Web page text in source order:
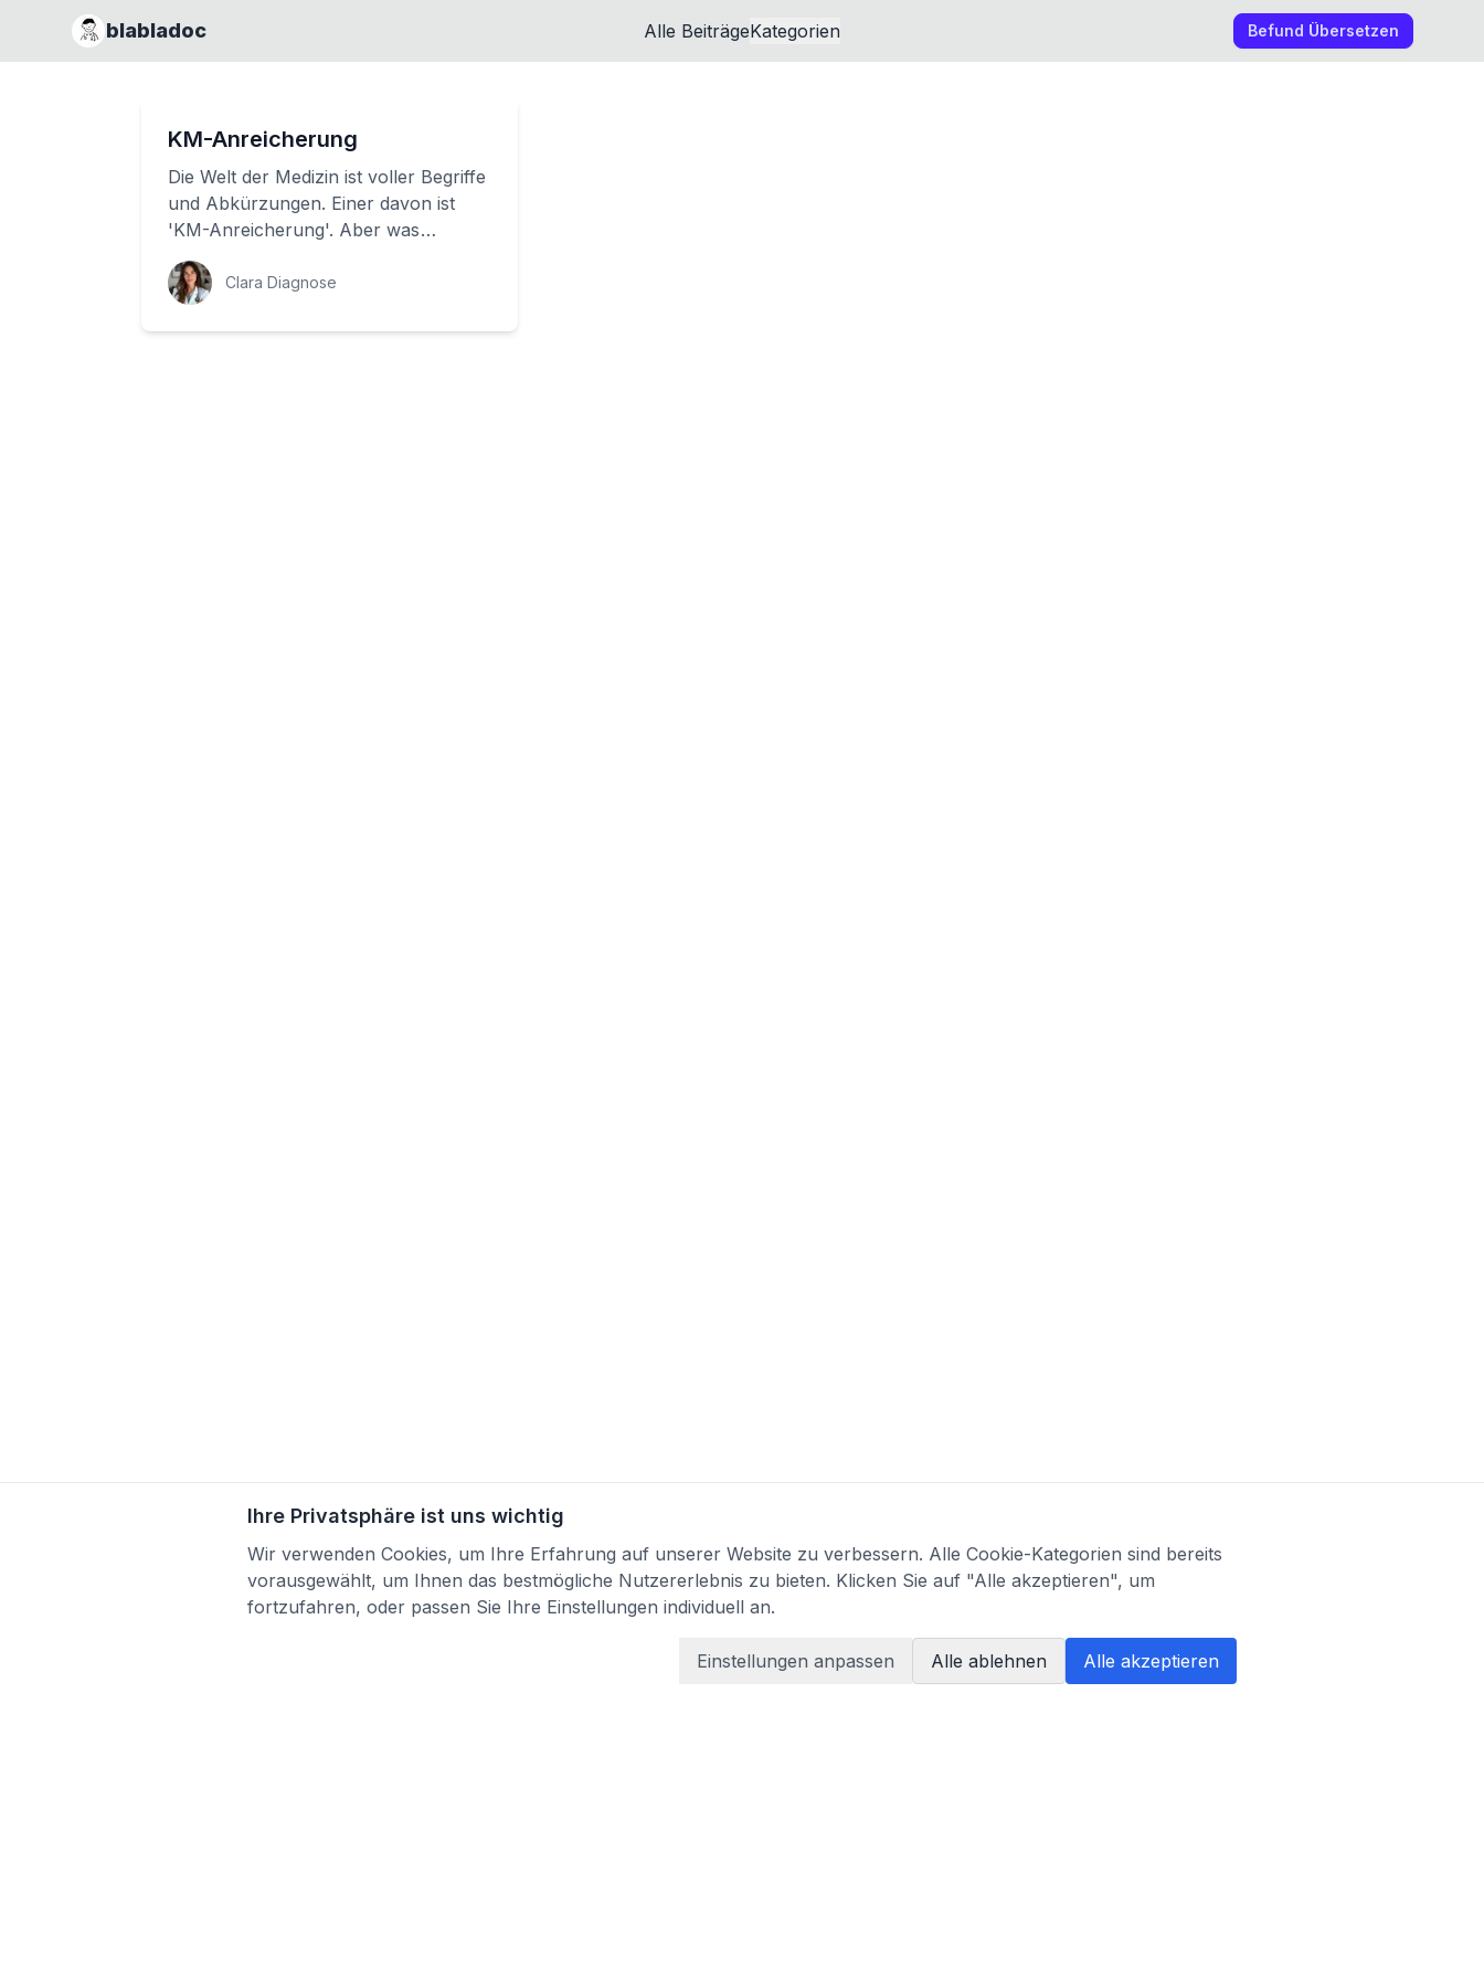
blabladoc Alle BeiträgeKategorien Befund Übersetzen
KM-Anreicherung
Die Welt der Medizin ist voller Begriffe
und Abkürzungen. Einer davon ist
'KM-Anreicherung'. Aber was
bedeutet das genau? In diesem Artikel
werden wir...Clara Diagnose
Ihre Privatsphäre ist uns wichtig
Wir verwenden Cookies, um Ihre Erfahrung auf unserer Website zu verbessern. Alle Cookie-Kategorien sind bereits
vorausgewählt, um Ihnen das bestmögliche Nutzererlebnis zu bieten. Klicken Sie auf "Alle akzeptieren", um
fortzufahren, oder passen Sie Ihre Einstellungen individuell an.
Einstellungen anpassen Alle ablehnen Alle akzeptieren